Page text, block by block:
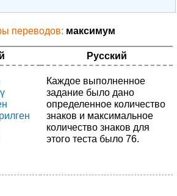
переводов: максимум
Русский
Каждое выполненное
задание было дано
определенное количество
знаков и максимальное
количество знаков для
этого теста было 76.